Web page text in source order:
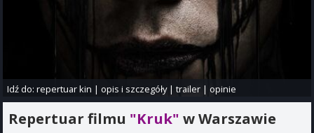
Idź do:repertuar kin |opis i szczegóły|trailer |opinie
Repertuar filmu "Kruk" w Warszawie